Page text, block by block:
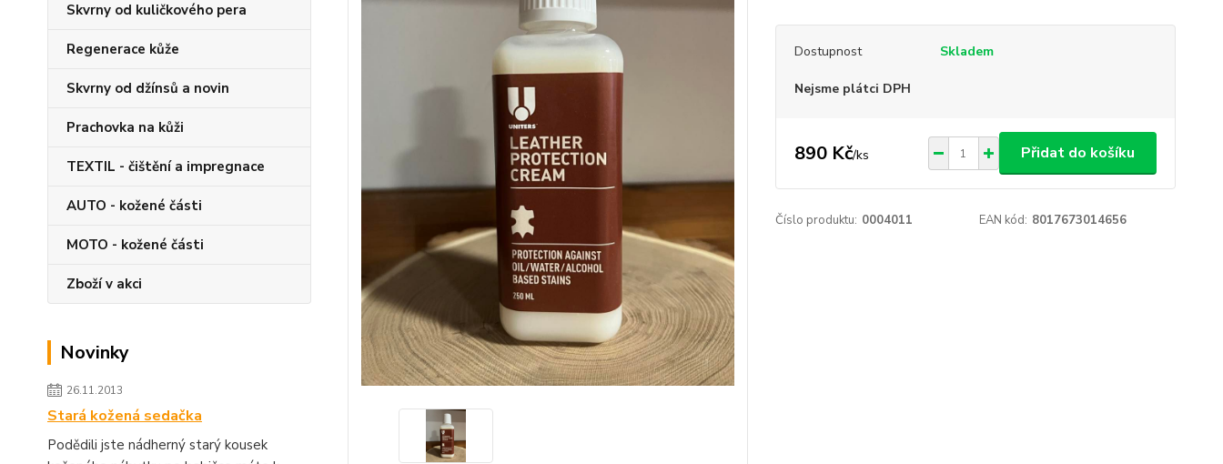
Skvrny od kuličkového pera
Regenerace kůže
Skvrny od džínsů a novin
Prachovka na kůži
TEXTIL - čištění a impregnace
AUTO - kožené části
MOTO - kožené části
Zboží v akci
Novinky
26.11.2013
Stará kožená sedačka
Podědili jste nádherný starý kousek
Dostupnost Skladem
Nejsme plátci DPH
890 Kč/ks Přidat do košíku
Číslo produktu: 0004011 EAN kód: 8017673014656